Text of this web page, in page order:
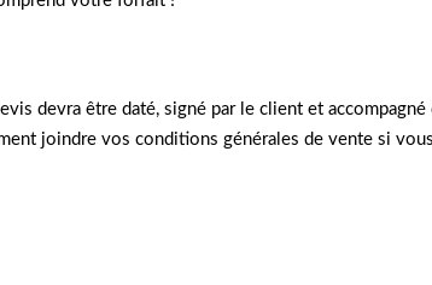
devra être daté, signé par le client et
joindre vos conditions générales de vente si